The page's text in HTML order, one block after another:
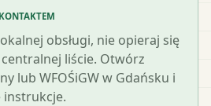
obsługi, nie opieraj się
liście. Otwórz
lub WFOŚiGW w Gdańsku i
instrukcje.